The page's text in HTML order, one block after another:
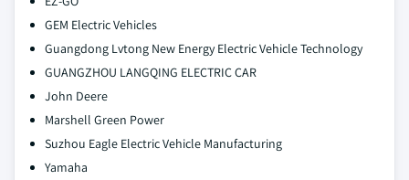
GEM Electric Vehicles
Guangdong Lvtong New Energy Electric Vehicle Technology
GUANGZHOU LANGQING ELECTRIC CAR
John Deere
Marshell Green Power
Suzhou Eagle Electric Vehicle Manufacturing
Yamaha